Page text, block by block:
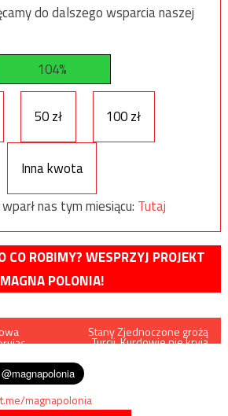
do dalszego wsparcia naszej
104%
50 zł 100 zł
Inna kwota
nas tym miesiącu: Tutaj
CO ROBIMY? WESPRZYJ PROJEKT
MAGNA POLONIA!
Stany Zjednoczone grożą
Turcji, Kurdowie nie kryją
magnapolonia